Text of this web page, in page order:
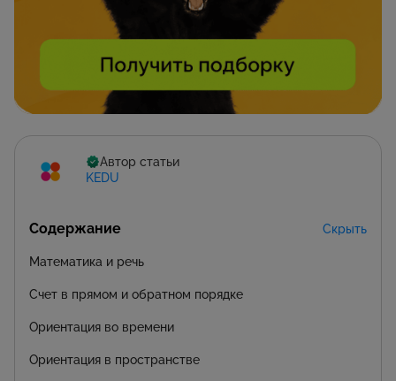
Автор статьи
KEDU
Содержание Скрыть
Математика и речь
Счет в прямом и обратном порядке
Ориентация во времени
Ориентация в пространстве